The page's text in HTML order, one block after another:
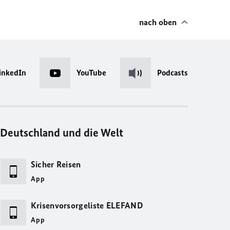
nach oben
YouTube Podcasts
Deutschland und die Welt
Sicher Reisen
App
Krisenvorsorgeliste ELEFAND
App